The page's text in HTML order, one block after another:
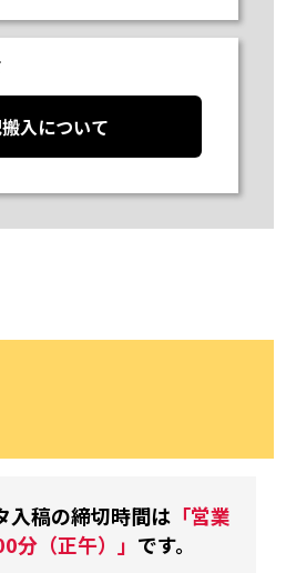
入について
入稿の締切時間は 「営業
分（正午）」 です。